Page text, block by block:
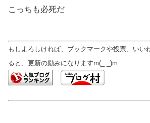
こっちも必死だ
もしよろしければ、ブックマークや投票、いい
ると、更新の励みになりますm(_ _)m